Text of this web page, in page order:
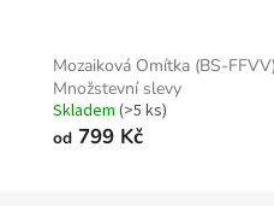
Mozaiková Omítka (BS-FFVV)
Množstevní slevy
Skladem(>5 ks)
od 799 Kč